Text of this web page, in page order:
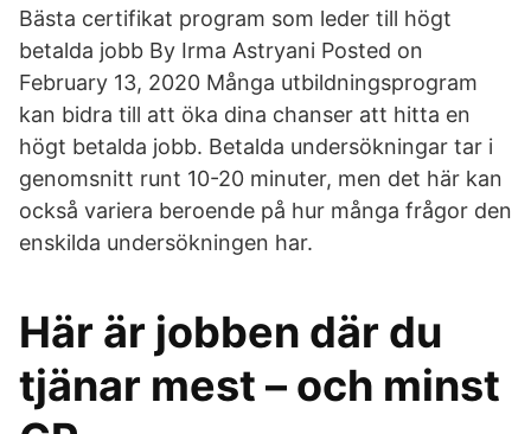
Bästa certifikat program som leder till högt
betalda jobb By Irma Astryani Posted on
February 13, 2020 Många utbildningsprogram
kan bidra till att öka dina chanser att hitta en
högt betalda jobb. Betalda undersökningar tar i
genomsnitt runt 10-20 minuter, men det här kan
också variera beroende på hur många frågor den
enskilda undersökningen har.
Här är jobben där du
tjänar mest – och minst